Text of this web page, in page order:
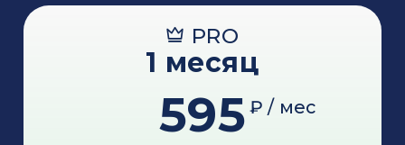
PRO
1 месяц
595 ₽ / мес